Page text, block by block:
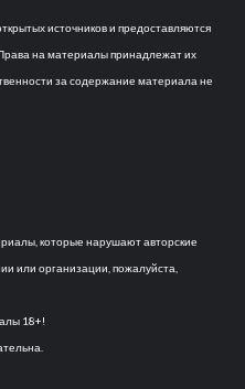
источников и предоставляются
на материалы принадлежат их
за содержание материала не
которые нарушают авторские
или организации, пожалуйста,
18+!